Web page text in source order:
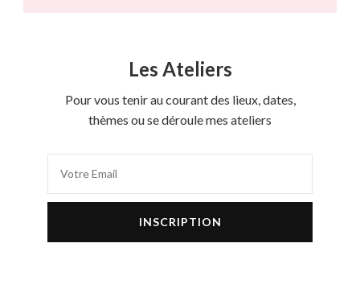
Les Ateliers
Pour vous tenir au courant des lieux, dates,
thèmes ou se déroule mes ateliers